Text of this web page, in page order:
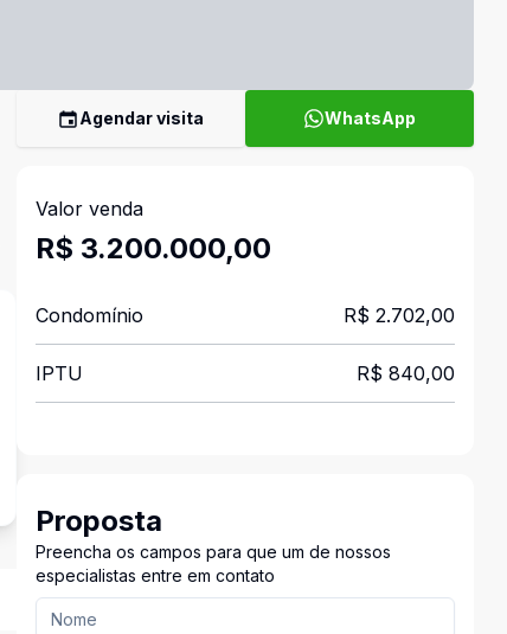
Agendar visita WhatsApp
Valor venda
R$ 3.200.000,00
Condomínio R$ 2.702,00
IPTU R$ 840,00
Proposta
Preencha os campos para que um de nossos
especialistas entre em contato